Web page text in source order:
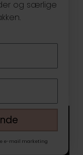
og særlige
e-mail marketing